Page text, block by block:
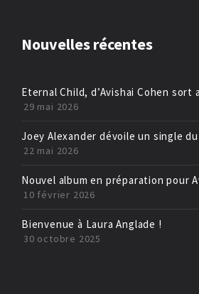
Nouvelles récentes
Eternal Child, d’Avishai Cohen sort
29 mai 2026
Joey Alexander dévoile un single
22 mai 2026
Nouvel album en préparation pour
10 février 2026
Bienvenue à Laura Anglade !
30 octobre 2025